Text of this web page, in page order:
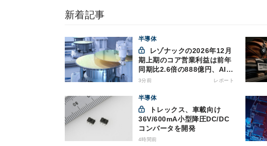
新着記事
半導体
期上期のコア営業利益は前年
同期比2.6倍の888億円、AI向
け半導体材料が好調
3分前 レポート
半導体
36V/600mA小型降圧DC/DC
コンバータを開発
4時間前